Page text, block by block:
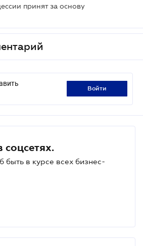
принят за основу
войти
соцсетях.
быть в курсе всех бизнес-